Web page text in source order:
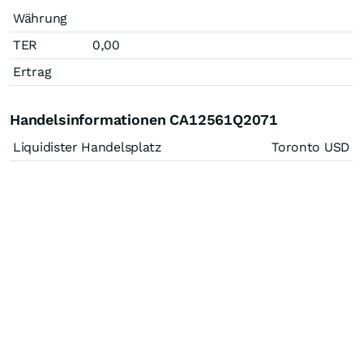
Währung
TER
0,00
Ertrag
Handelsinformationen CA12561Q2071
Liquidister Handelsplatz Toronto USD